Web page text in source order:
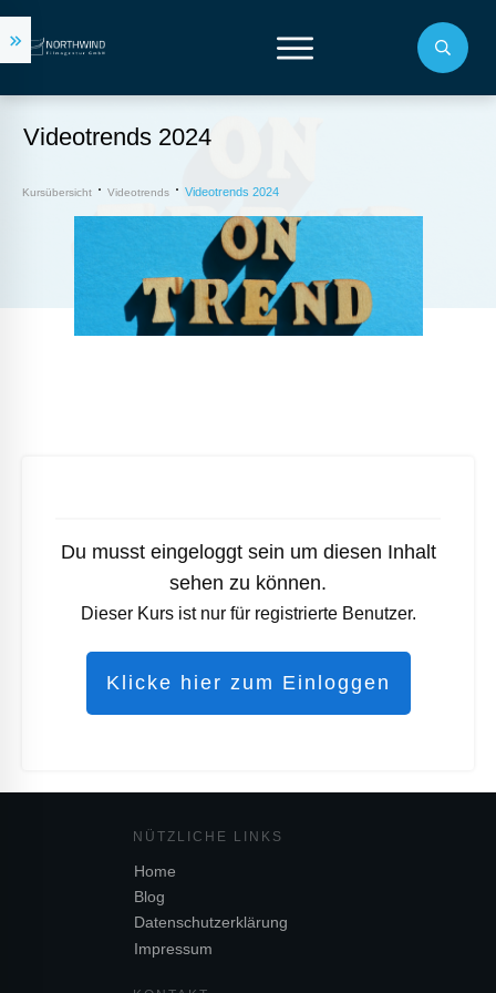
Videotrends 2024
Kursübersicht Videotrends Videotrends 2024
Du musst eingeloggt sein um diesen Inhalt
sehen zu können.
Dieser Kurs ist nur für registrierte Benutzer.
Klicke hier zum Einloggen
NÜTZL ICHE LINKS
Home
Blog
Datenschutzerklärung
Impressum